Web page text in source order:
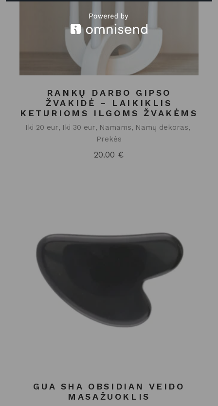
RANKŲ DARBO GIPSO
ŽVAKIDĖ – LAIKIKLIS
KETURIOMS ILGOMS ŽVAKĖMS
Iki 20 eur Iki 30 eur Namams
Namų dekoras
Prekės
20.00 €
GUA SHA OBSIDIAN VEIDO
MASAŽUOKLIS